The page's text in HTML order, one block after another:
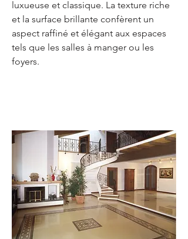
luxueuse et classique. La texture riche
et la surface brillante confèrent un
aspect raffiné et élégant aux espaces
tels que les salles à manger ou les
foyers.